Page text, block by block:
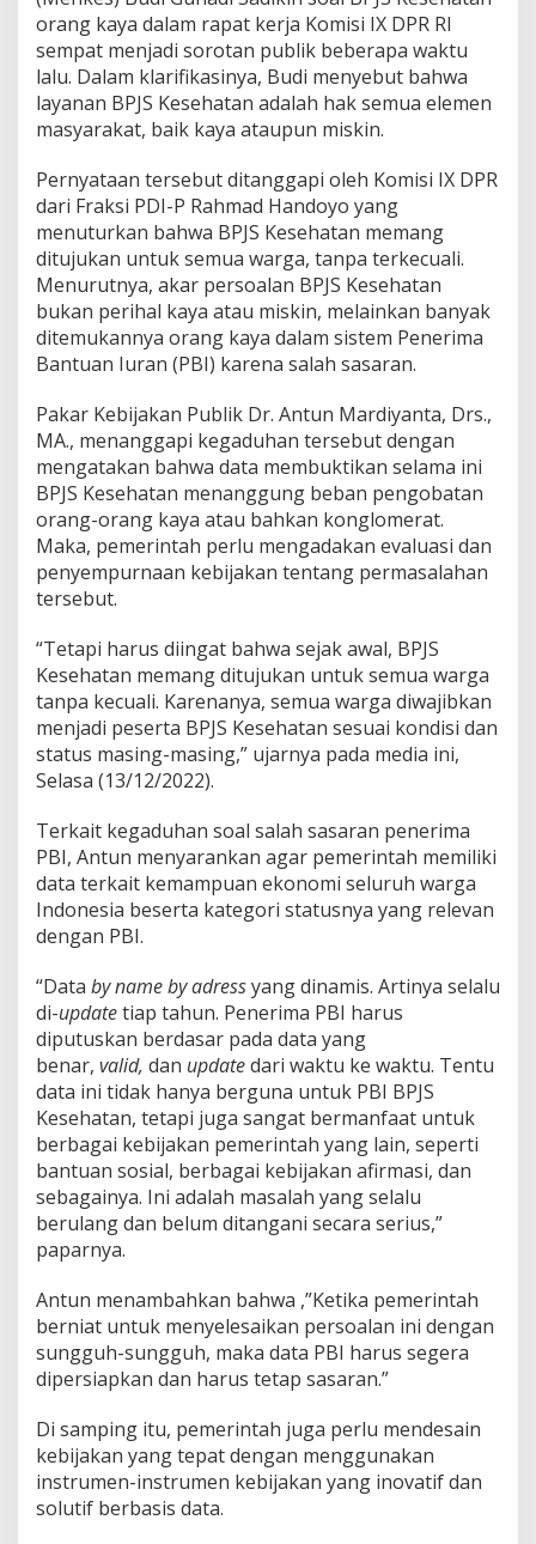
a
h
a
r
u
P
s
t
i
k
a
n
D
a
a
V
a
l
i
d
d
n
d
a
e
!
orang kaya dalam rapat kerja Komisi IX DPR RI
sempat menjadi sorotan publik beberapa waktu
lalu. Dalam klarifikasinya, Budi menyebut bahwa
layanan BPJS Kesehatan adalah hak semua elemen
masyarakat, baik kaya ataupun miskin.
Pernyataan tersebut ditanggapi oleh Komisi IX DPR
dari Fraksi PDI-P Rahmad Handoyo yang
menuturkan bahwa BPJS Kesehatan memang
ditujukan untuk semua warga, tanpa terkecuali.
Menurutnya, akar persoalan BPJS Kesehatan
bukan perihal kaya atau miskin, melainkan banyak
ditemukannya orang kaya dalam sistem Penerima
Bantuan Iuran (PBI) karena salah sasaran.
Pakar Kebijakan Publik Dr. Antun Mardiyanta, Drs.,
MA., menanggapi kegaduhan tersebut dengan
mengatakan bahwa data membuktikan selama ini
BPJS Kesehatan menanggung beban pengobatan
orang-orang kaya atau bahkan konglomerat.
Maka, pemerintah perlu mengadakan evaluasi dan
penyempurnaan kebijakan tentang permasalahan
tersebut.
“Tetapi harus diingat bahwa sejak awal, BPJS
Kesehatan memang ditujukan untuk semua warga
tanpa kecuali. Karenanya, semua warga diwajibkan
menjadi peserta BPJS Kesehatan sesuai kondisi dan
status masing-masing,” ujarnya pada media ini,
Selasa (13/12/2022).
Terkait kegaduhan soal salah sasaran penerima
PBI, Antun menyarankan agar pemerintah memiliki
data terkait kemampuan ekonomi seluruh warga
Indonesia beserta kategori statusnya yang relevan
dengan PBI.
“Data by name by adressyang dinamis. Artinya selalu
di-updatetiap tahun. Penerima PBI harus
diputuskan berdasar pada data yang
benar, valid, dan updatedari waktu ke waktu. Tentu
data ini tidak hanya berguna untuk PBI BPJS
Kesehatan, tetapi juga sangat bermanfaat untuk
berbagai kebijakan pemerintah yang lain, seperti
bantuan sosial, berbagai kebijakan afirmasi, dan
sebagainya. Ini adalah masalah yang selalu
berulang dan belum ditangani secara serius,”
paparnya.
Antun menambahkan bahwa ,”Ketika pemerintah
berniat untuk menyelesaikan persoalan ini dengan
sungguh-sungguh, maka data PBI harus segera
dipersiapkan dan harus tetap sasaran.”
Di samping itu, pemerintah juga perlu mendesain
kebijakan yang tepat dengan menggunakan
instrumen-instrumen kebijakan yang inovatif dan
solutif berbasis data.